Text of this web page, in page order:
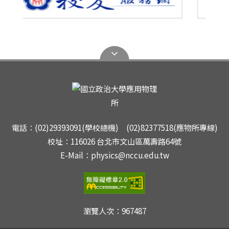
電話：(02)29393091(學校總機) (02)82377518(應物所專線)
校址：116026 台北市文山區萬壽路64號
E-Mail：physics@nccu.edu.tw
瀏覽人次： 967487